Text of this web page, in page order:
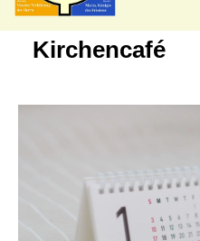
Kirchencafé